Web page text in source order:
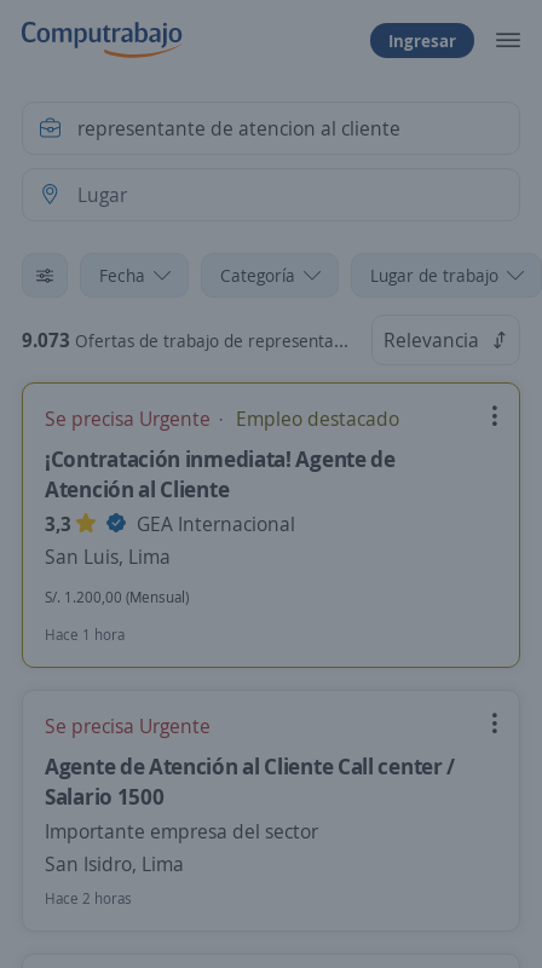
Ingresar
Fecha Categoría Lugar de trabajo
9.073 Ofertas de trabajo de representante de atencion al cliente Relevancia
Se precisa Urgente Empleo destacado
¡Contratación inmediata! Agente de
Atención al Cliente
3,3
GEA Internacional
San Luis, Lima
S/. 1.200,00 (Mensual)
Hace 1 hora
Se precisa Urgente
Agente de Atención al Cliente Call center /
Salario 1500
Importante empresa del sector
San Isidro, Lima
Hace 2 horas